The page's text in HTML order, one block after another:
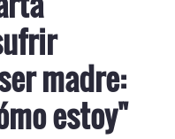
madre:
estoy"